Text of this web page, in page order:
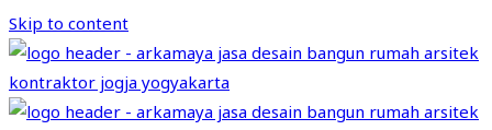
Skip to content